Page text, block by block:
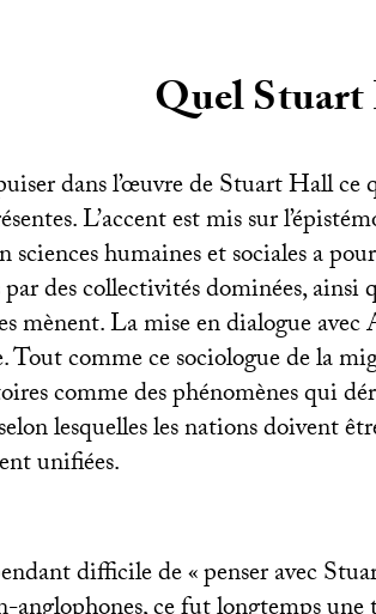
Quel
dans l’œuvre de Stuart Hall ce
L’accent est mis sur
sciences humaines et sociales a
des collectivités dominées, ainsi
mènent. La mise en dialogue
Tout comme ce sociologue de la
comme des phénomènes qui
lesquelles les nations doivent
unifiées.
difficile de «penser avec